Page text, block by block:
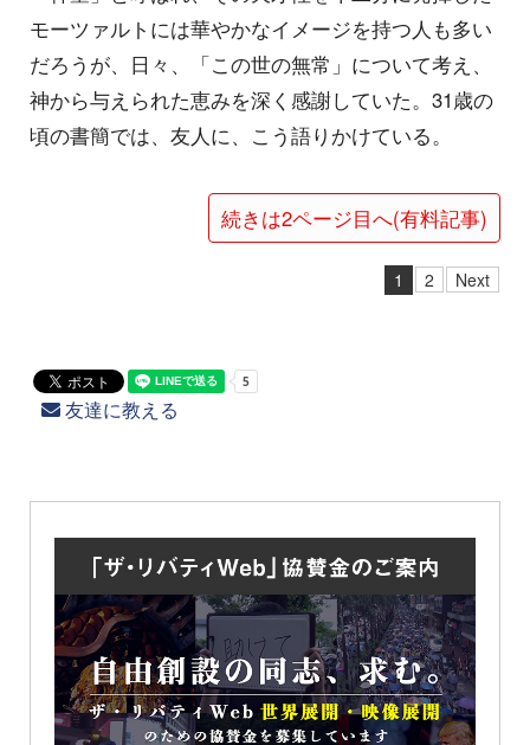
モーツァルトには華やかなイメージを持つ人も多い
だろうが、日々、「この世の無常」について考え、
神から与えられた恵みを深く感謝していた。31歳の
頃の書簡では、友人に、こう語りかけている。
続きは2ページ目へ(有料記事)
1 2 Next
友達に教える